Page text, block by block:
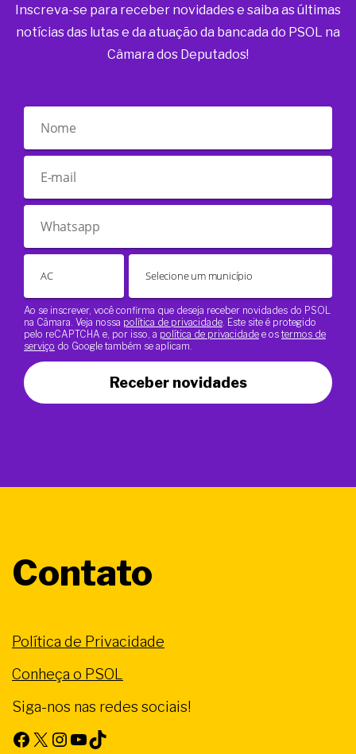
Inscreva-se para receber novidades e saiba as últimas
notícias das lutas e da atuação da bancada do PSOL na
Câmara dos Deputados!
Ao se inscrever, você confirma que deseja receber novidades do PSOL
na Câmara. Veja nossa política de privacidade . Este site é protegido
pelo reCAPTCHA e, por isso, a política de privacidade e os termos de
serviço do Google também se aplicam.
Receber novidades
Contato
Política de Privacidade
Conheça o PSOL
Siga-nos nas redes sociais!
Facebook X Instagram Youtube TikTok